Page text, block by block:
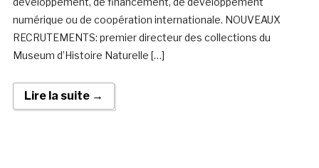
numérique ou de coopération internationale. NOUVEAUX
RECRUTEMENTS: premier directeur des collections du
Museum d’Histoire Naturelle […]
Lire la suite →